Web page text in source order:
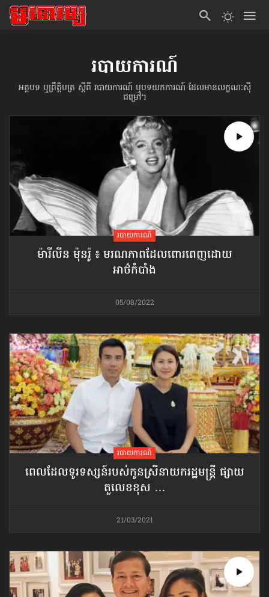
របាយការណ៍
អត្ថបទ ឬព្រឹត្តិបត្រ ស្ដីពី របាយការណ៍ ឬបទយកការណ៍ ដែលមានលក្ខណៈស៊ី
ជម្រៅ។
របាយការណ៍
ម៉ារីលីន ម៉ុនរ៉ូ ៖ មរណភាព​ដែលពោរពេញ​ដោយ
អាថ៌កំបាំង
05/08/2022
របាយការណ៍
ពេលដែលទូរទស្សន៍​របស់កូនស្រី​នាយករដ្ឋមន្ត្រី ផ្សាយ
តួលេខខុស …
21/03/2021